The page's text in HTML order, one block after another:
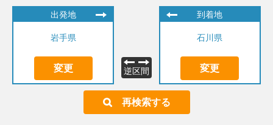
出発地
岩手県
変更 逆区間
到着地
石川県
変更
再検索する